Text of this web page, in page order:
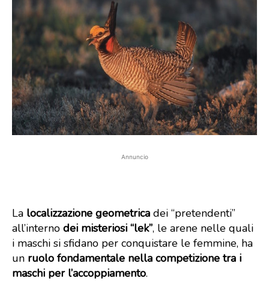
Annuncio
La localizzazione geometrica dei “pretendenti”
all’interno dei misteriosi “lek”, le arene nelle quali
i maschi si sfidano per conquistare le femmine, ha
un ruolo fondamentale nella competizione tra i
maschi per l’accoppiamento.